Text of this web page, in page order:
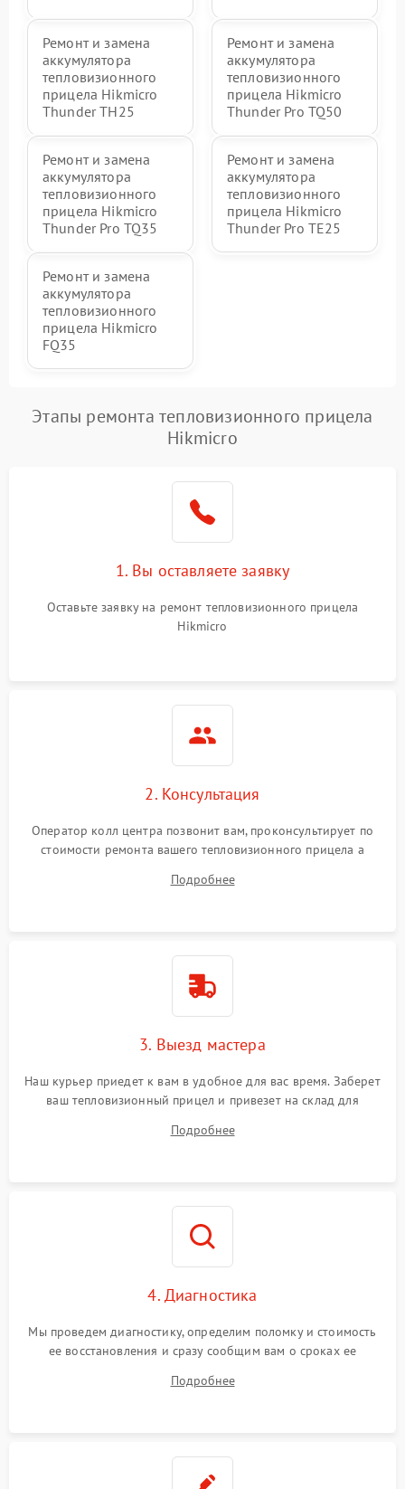
Ремонт и замена
аккумулятора
тепловизионного
прицела Hikmicro
Thunder TH25
Ремонт и замена
аккумулятора
тепловизионного
прицела Hikmicro
Thunder Pro TQ50
Ремонт и замена
аккумулятора
тепловизионного
прицела Hikmicro
Thunder Pro TQ35
Ремонт и замена
аккумулятора
тепловизионного
прицела Hikmicro
Thunder Pro TE25
Ремонт и замена
аккумулятора
тепловизионного
прицела Hikmicro
FQ35
Этапы ремонта тепловизионного прицела
Hikmicro
1. Вы оставляете заявку
Оставьте заявку на ремонт тепловизионного прицела
Hikmicro
2. Консультация
Оператор колл центра позвонит вам, проконсультирует по
стоимости ремонта вашего тепловизионного прицела а
Подробнее
3. Выезд мастера
Наш курьер приедет к вам в удобное для вас время. Заберет
ваш тепловизионный прицел и привезет на склад для
Подробнее
4. Диагностика
Мы проведем диагностику, определим поломку и стоимость
ее восстановления и сразу сообщим вам о сроках ее
Подробнее